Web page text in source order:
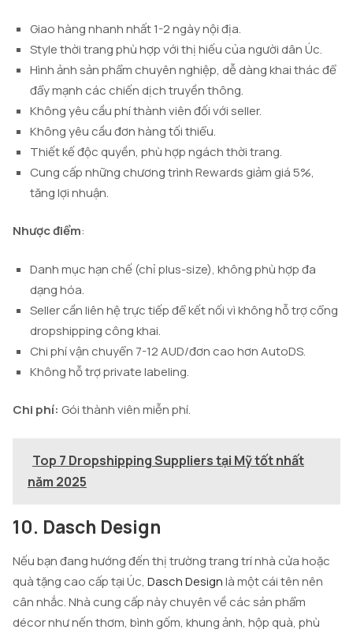
Giao hàng nhanh nhất 1-2 ngày nội địa.
Style thời trang phù hợp với thị hiếu của người dân Úc.
Hình ảnh sản phẩm chuyên nghiệp, dễ dàng khai thác để
đẩy mạnh các chiến dịch truyền thông.
Không yêu cầu phí thành viên đối với seller.
Không yêu cầu đơn hàng tối thiểu.
Thiết kế độc quyền, phù hợp ngách thời trang.
Cung cấp những chương trình Rewards giảm giá 5%,
tăng lợi nhuận.
Nhược điểm:
Danh mục hạn chế (chỉ plus-size), không phù hợp đa
dạng hóa.
Seller cần liên hệ trực tiếp để kết nối vì không hỗ trợ cổng
dropshipping công khai.
Chi phí vận chuyển 7-12 AUD/đơn cao hơn AutoDS.
Không hỗ trợ private labeling.
Chi phí: Gói thành viên miễn phí.
Top 7 Dropshipping Suppliers tại Mỹ tốt nhất
năm 2025
10. Dasch Design
Nếu bạn đang hướng đến thị trường trang trí nhà cửa hoặc
quà tặng cao cấp tại Úc, Dasch Designlà một cái tên nên
cân nhắc. Nhà cung cấp này chuyên về các sản phẩm
décor như nến thơm, bình gốm, khung ảnh, hộp quà, phù